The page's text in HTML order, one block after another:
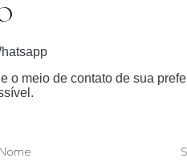
o meio de contato de sua
Nome